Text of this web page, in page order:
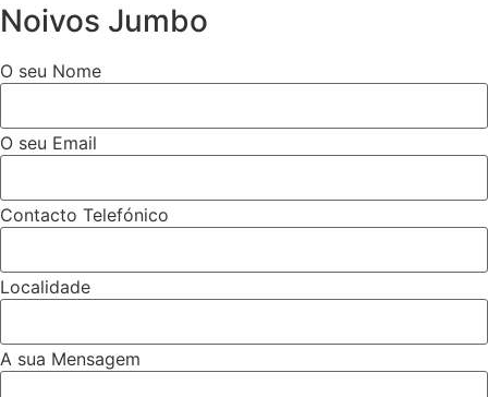
Noivos Jumbo
O seu Nome
O seu Email
Contacto Telefónico
Localidade
A sua Mensagem